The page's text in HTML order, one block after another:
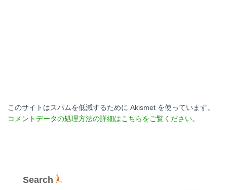
このサイトはスパムを低減するために Akismet を使っています。
コメントデータの処理方法の詳細はこちらをご覧ください。
Search